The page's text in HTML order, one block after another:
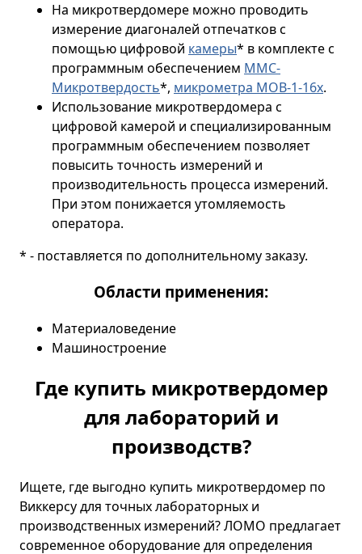
На микротвердомере можно проводить
измерение диагоналей отпечатков с
помощью цифровой камеры* в комплекте с
программным обеспечением ММС-
Микротвердость*, микрометра МОВ-1-16х.
Использование микротвердомера с
цифровой камерой и специализированным
программным обеспечением позволяет
повысить точность измерений и
производительность процесса измерений.
При этом понижается утомляемость
оператора.
* - поставляется по дополнительному заказу.
Области применения:
Материаловедение
Машиностроение
Где купить микротвердомер
для лабораторий и
производств?
Ищете, где выгодно купить микротвердомер по
Виккерсу для точных лабораторных и
производственных измерений? ЛОМО предлагает
современное оборудование для определения